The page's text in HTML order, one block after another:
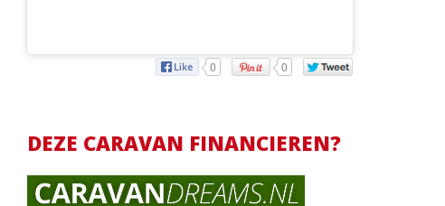
0 0
DEZE CARAVAN FINANCIEREN?